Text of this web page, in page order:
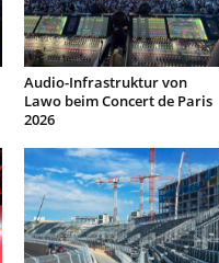
Audio-Infrastruktur von
Lawo beim Concert de Paris
2026